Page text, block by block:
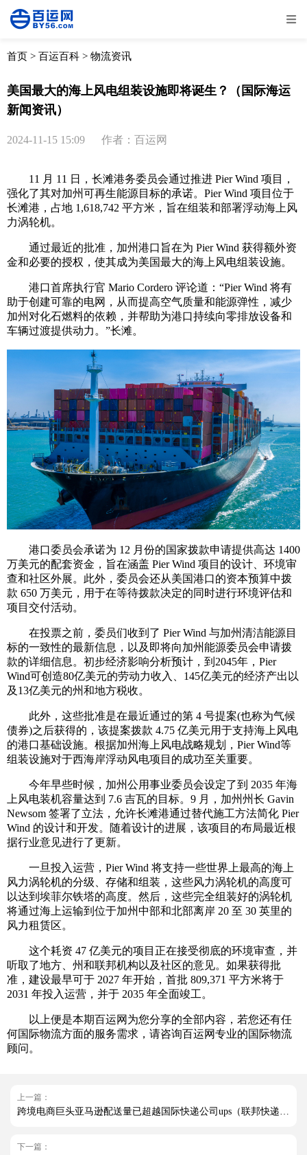
全部 物流资讯
首页 > 百运百科 > 物流资讯
美国最大的海上风电组装设施即将诞生？（国际海运
新闻资讯）
2024-11-15 15:09 作者：百运网
11 月 11 日，长滩港务委员会通过推进 Pier Wind 项目，
强化了其对加州可再生能源目标的承诺。Pier Wind 项目位于
长滩港，占地 1,618,742 平方米，旨在组装和部署浮动海上风
力涡轮机。
通过最近的批准，加州港口旨在为 Pier Wind 获得额外资
金和必要的授权，使其成为美国最大的海上风电组装设施。
港口首席执行官 Mario Cordero 评论道：“Pier Wind 将有
助于创建可靠的电网，从而提高空气质量和能源弹性，减少
加州对化石燃料的依赖，并帮助为港口持续向零排放设备和
车辆过渡提供动力。”长滩。
港口委员会承诺为 12 月份的国家拨款申请提供高达 1400
万美元的配套资金，旨在涵盖 Pier Wind 项目的设计、环境审
查和社区外展。此外，委员会还从美国港口的资本预算中拨
款 650 万美元，用于在等待拨款决定的同时进行环境评估和
项目交付活动。
在投票之前，委员们收到了 Pier Wind 与加州清洁能源目
标的一致性的最新信息，以及即将向加州能源委员会申请拨
款的详细信息。初步经济影响分析预计，到2045年，Pier
Wind可创造80亿美元的劳动力收入、145亿美元的经济产出以
及13亿美元的州和地方税收。
此外，这些批准是在最近通过的第 4 号提案(也称为气候
债券)之后获得的，该提案拨款 4.75 亿美元用于支持海上风电
的港口基础设施。根据加州海上风电战略规划，Pier Wind等
组装设施对于西海岸浮动风电项目的成功至关重要。
今年早些时候，加州公用事业委员会设定了到 2035 年海
上风电装机容量达到 7.6 吉瓦的目标。9 月，加州州长 Gavin
Newsom 签署了立法，允许长滩港通过替代施工方法简化 Pier
Wind 的设计和开发。随着设计的进展，该项目的布局最近根
据行业意见进行了更新。
一旦投入运营，Pier Wind 将支持一些世界上最高的海上
风力涡轮机的分级、存储和组装，这些风力涡轮机的高度可
以达到埃菲尔铁塔的高度。然后，这些完全组装好的涡轮机
将通过海上运输到位于加州中部和北部离岸 20 至 30 英里的
风力租赁区。
这个耗资 47 亿美元的项目正在接受彻底的环境审查，并
听取了地方、州和联邦机构以及社区的意见。如果获得批
准，建设最早可于 2027 年开始，首批 809,371 平方米将于
2031 年投入运营，并于 2035 年全面竣工。
以上便是本期百运网为您分享的全部内容，若您还有任
何国际物流方面的服务需求，请咨询百运网专业的国际物流
顾问。
上一篇：
跨境电商巨头亚马逊配送量已超越国际快递公司ups（联邦快递也与亚马逊分道扬镳）
下一篇：